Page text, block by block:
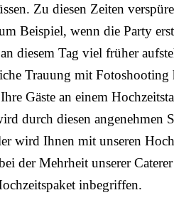
Zu diesen Zeiten
Beispiel, wenn die Party
diesem Tag viel früher
Trauung mit Fotoshooting
Gäste an einem
durch diesen angenehmen
wird Ihnen mit unseren
der Mehrheit unserer
inbegriffen.